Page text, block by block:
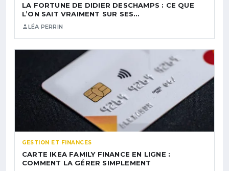
LA FORTUNE DE DIDIER DESCHAMPS : CE QUE
L’ON SAIT VRAIMENT SUR SES…
LÉA PERRIN
GESTION ET FINANCES
CARTE IKEA FAMILY FINANCE EN LIGNE :
COMMENT LA GÉRER SIMPLEMENT